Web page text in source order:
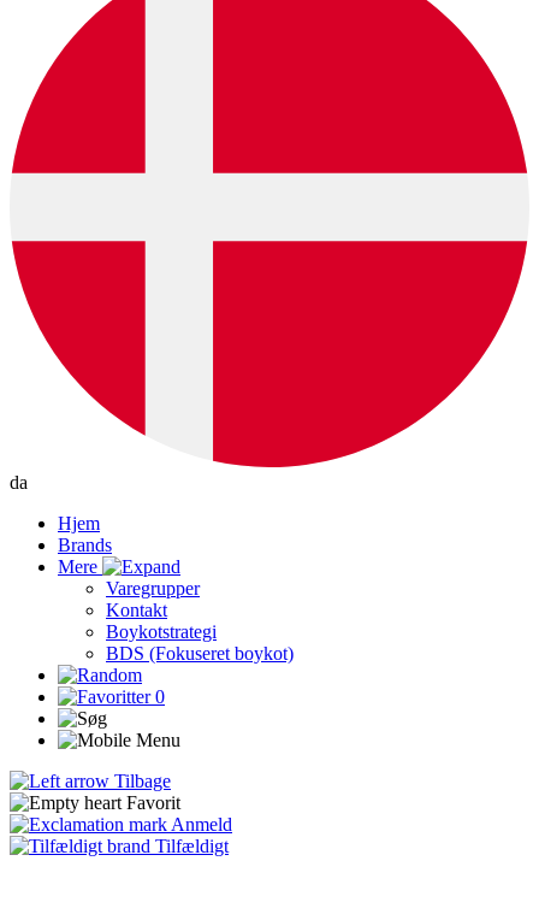
da
Hjem
Brands
Mere
Varegrupper
Kontakt
Boykotstrategi
BDS (Fokuseret boykot)
0
Tilbage
Favorit
Anmeld
Tilfældigt